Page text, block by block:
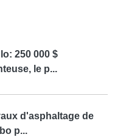
250 000 $
le p...
d'asphaltage de
p...